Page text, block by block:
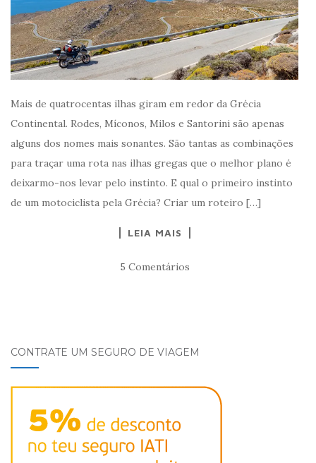
Mais de quatrocentas ilhas giram em redor da Grécia
Continental. Rodes, Míconos, Milos e Santorini são apenas
alguns dos nomes mais sonantes. São tantas as combinações
para traçar uma rota nas ilhas gregas que o melhor plano é
deixarmo-nos levar pelo instinto. E qual o primeiro instinto
de um motociclista pela Grécia? Criar um roteiro […]
LEIA MAIS
5 Comentários
CONTRATE UM SEGURO DE VIAGEM